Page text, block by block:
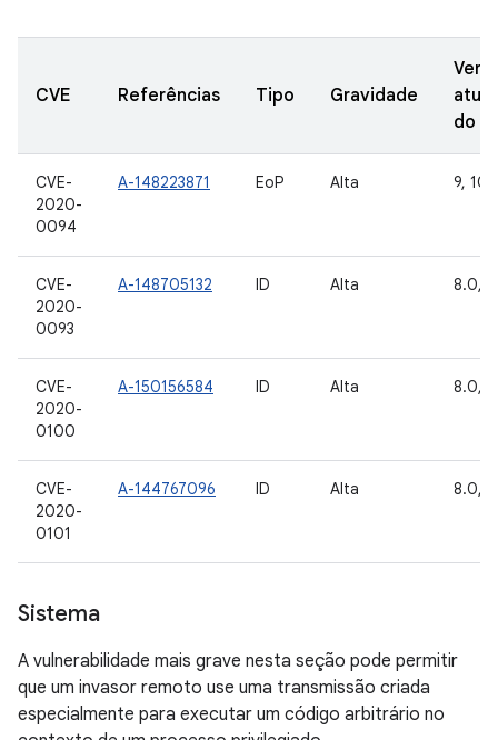
CVE Referências Tipo Gravidade
do
CVE-
2020-
0094
A-148223871 EoP Alta 9, 10
CVE-
2020-
0093
A-148705132 ID Alta 8.0,
CVE-
2020-
0100
A-150156584 ID Alta 8.0,
CVE-
2020-
0101
A-144767096 ID Alta 8.0,
Sistema
A vulnerabilidade mais grave nesta seção pode permitir
que um invasor remoto use uma transmissão criada
especialmente para executar um código arbitrário no